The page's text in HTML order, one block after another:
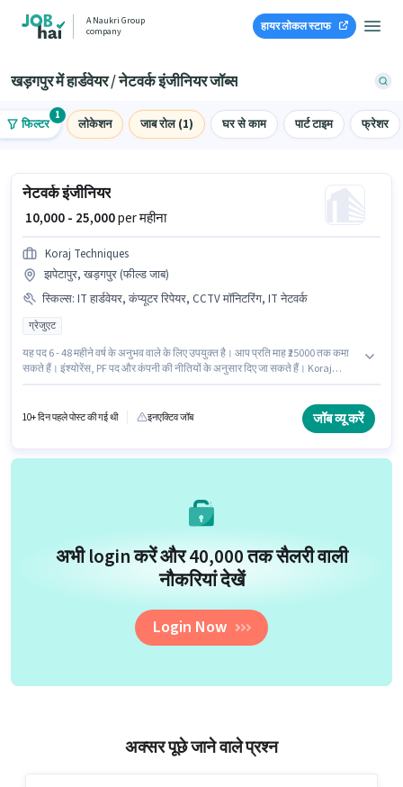
A Naukri Group
company
हायर लोकल स्टाफ
खड़गपुर में हार्डवेयर / नेटवर्क इंजीनियर जॉब्स
फिल्टर
1
लोकेशन जाब रोल (1) घर से काम पार्ट टाइम फ्रेशर
नेटवर्क इंजीनियर
₹ 10,000 - 25,000per महीना
Koraj Techniques
झपेटापुर, खड़गपुर (फील्ड जाब)
स्किल्स: IT हार्डवेयर, कंप्यूटर रिपेयर, CCTV मॉनिटरिंग, IT नेटवर्क
ग्रेजुएट
यह पद 6 - 48 महीने वर्ष के अनुभव वाले के लिए उपयुक्त है। आप प्रति माह ₹25000 तक कमा
सकते हैं। इंश्योरेंस, PF पद और कंपनी की नीतियों के अनुसार दिए जा सकते हैं। Koraj
है। इस भूमिका के लिए आवेदक के पास CCTV मॉनिटरिंग, कंप्यूटर रिपेयर, IT हार्डवेयर, IT
10+ दिन पहले पोस्ट की गई थी इनएक्टिव जॉब जॉब व्यू करें
अभी login करें और ₹40,000 तक सैलरी वाली
नौकरियां देखें
Login Now
अक्सर पूछे जाने वाले प्रश्न